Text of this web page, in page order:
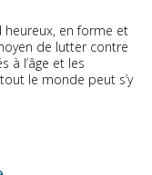
heureux, en forme et
de lutter contre
à l’âge et les
le monde peut s’y